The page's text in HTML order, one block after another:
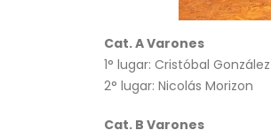
Cat. A Varones
1° lugar: Cristóbal González
2° lugar: Nicolás Morizon
Cat. B Varones